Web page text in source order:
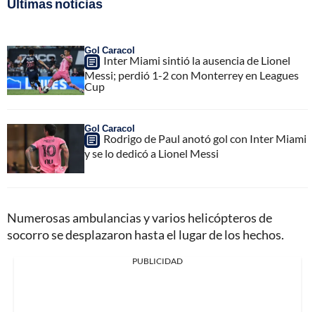
Últimas noticias
Gol Caracol
Inter Miami sintió la ausencia de Lionel
Messi; perdió 1-2 con Monterrey en Leagues
Cup
Gol Caracol
Rodrigo de Paul anotó gol con Inter Miami
y se lo dedicó a Lionel Messi
Numerosas ambulancias y varios helicópteros de
socorro se desplazaron hasta el lugar de los hechos.
PUBLICIDAD